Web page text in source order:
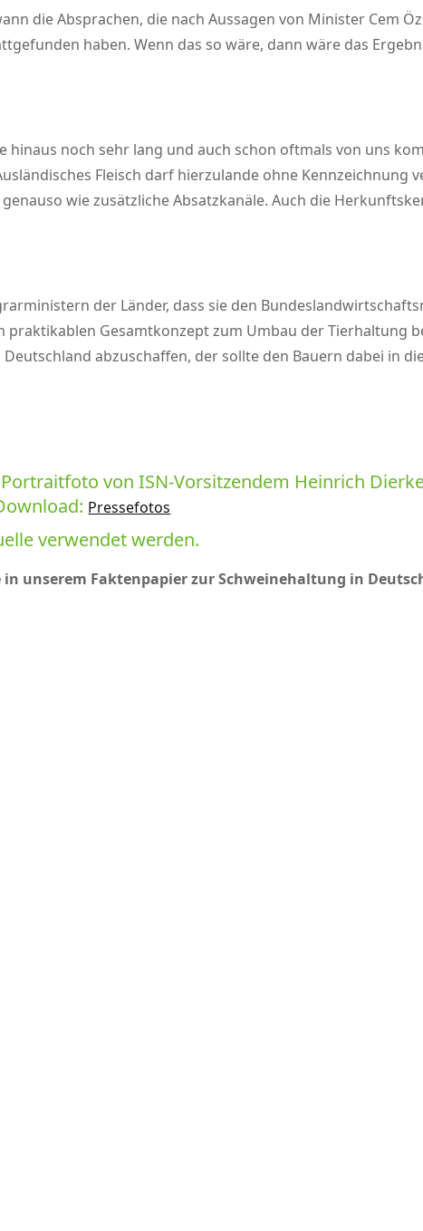
die Absprachen, die nach Aussagen von Minister Cem
haben. Wenn das so wäre, dann wäre das
hinaus noch sehr lang und auch schon oftmals von uns
Fleisch darf hierzulande ohne Kennzeichnung
wie zusätzliche Absatzkanäle. Auch die
der Länder, dass sie den
Gesamtkonzept zum Umbau der Tierhaltung
abzuschaffen, der sollte den Bauern dabei in
von ISN-Vorsitzendem Heinrich
Pressefotos
verwendet werden.
unserem Faktenpapier zur Schweinehaltung in